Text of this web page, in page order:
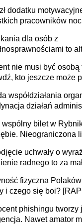
cały kraj
dodatku
pracowników
dla osób z
to
lub z rodziną
nie musi być osobą
kto jeszcze może
współdziałania
działań
wspólny bilet w
Nieograniczona
uchwały o
radnego to za
sprawy
fizyczna
i czego się boi?
phishingu tworzy
Nawet amator